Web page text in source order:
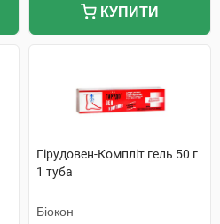
КУПИТИ
Гірудовен-Компліт гель 50 г
1 туба
Біокон